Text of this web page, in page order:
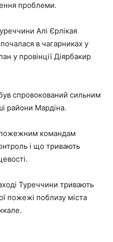
проблеми.
Алі Єрлікая
в чагарниках у
у провінції Діярбакир
спровокований сильним
райони Мардіна.
пожежним командам
і що тривають
Туреччини тривають
пожежі поблизу міста